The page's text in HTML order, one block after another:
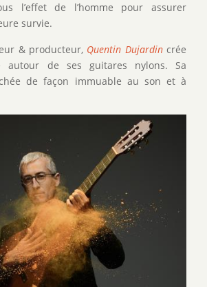
l’effet de l’homme pour assurer
survie.
& producteur, Quentin Dujardin crée
autour de ses guitares nylons. Sa
de façon immuable au son et à